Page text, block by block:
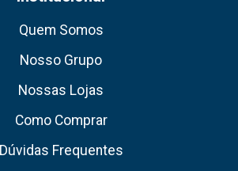
Quem Somos
Nosso Grupo
Nossas Lojas
Como Comprar
Dúvidas Frequentes